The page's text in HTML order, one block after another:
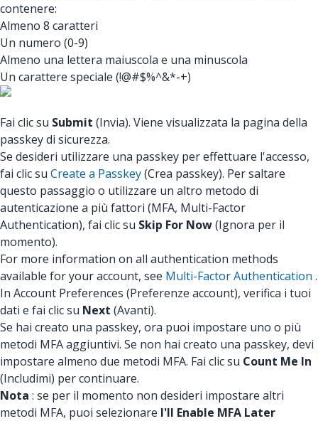
contenere:
Almeno 8 caratteri
Un numero (0-9)
Almeno una lettera maiuscola e una minuscola
Un carattere speciale (!@#$%^&*-+)
Fai clic su Submit (Invia). Viene visualizzata la pagina della
passkey di sicurezza.
Se desideri utilizzare una passkey per effettuare l'accesso,
fai clic su Create a Passkey(Crea passkey). Per saltare
questo passaggio o utilizzare un altro metodo di
autenticazione a più fattori (MFA, Multi-Factor
Authentication), fai clic su Skip For Now(Ignora per il
momento).
For more information on all authentication methods
available for your account, see Multi-Factor Authentication .
In Account Preferences (Preferenze account), verifica i tuoi
dati e fai clic su Next (Avanti).
Se hai creato una passkey, ora puoi impostare uno o più
metodi MFA aggiuntivi. Se non hai creato una passkey, devi
impostare almeno due metodi MFA. Fai clic su Count Me In
(Includimi) per continuare.
Nota : se per il momento non desideri impostare altri
metodi MFA, puoi selezionare I'll Enable MFA Later